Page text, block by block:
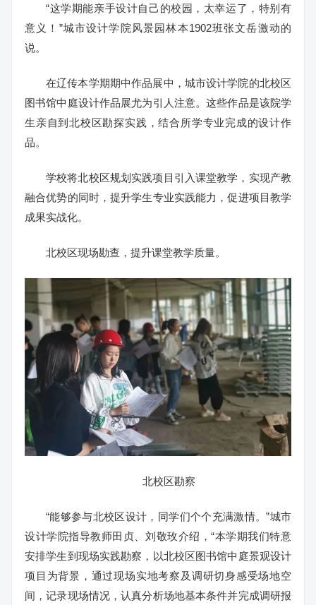
“这学期能亲手设计自己的校园，太幸运了，特别有
意义！”城市设计学院风景园林本1902班张文岳激动的
说。
在辽传本学期期中作品展中，城市设计学院的北校区
图书馆中庭设计作品展尤为引人注意。这些作品是该院学
生亲自到北校区勘探实践，结合所学专业完成的设计作
品。
学校将北校区规划实践项目引入课堂教学，实现产教
融合优势的同时，提升学生专业实践能力，促进项目教学
成果实战化。
北校区现场勘查，提升课堂教学质量。
北校区勘察
“能够参与北校区设计，同学们个个充满激情。”城市
设计学院指导教师田贞、刘敬玫介绍，“本学期我们特意
安排学生到现场实践勘察，以北校区图书馆中庭景观设计
项目为背景，通过现场实地考察及调研切身感受场地空
间，记录现场情况，认真分析场地基本条件并完成调研报